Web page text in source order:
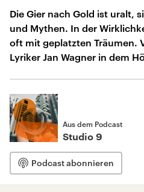
Die Gier nach Gold ist uralt,
und Mythen. In der
oft mit geplatzten Träumen.
Lyriker Jan Wagner in dem
Aus dem Podcast
Studio 9
Podcast abonnieren